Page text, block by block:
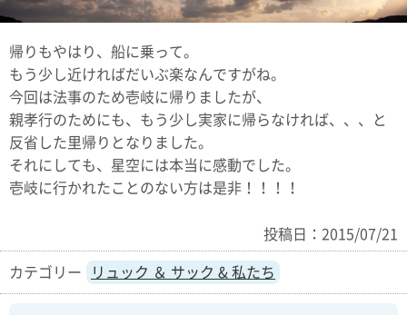
帰りもやはり、船に乗って。
もう少し近ければだいぶ楽なんですがね。
今回は法事のため壱岐に帰りましたが、
親孝行のためにも、もう少し実家に帰らなければ、、、と
反省した里帰りとなりました。
それにしても、星空には本当に感動でした。
壱岐に行かれたことのない方は是非！！！！
投稿日：2015/07/21
リュック ＆ サック & 私たち